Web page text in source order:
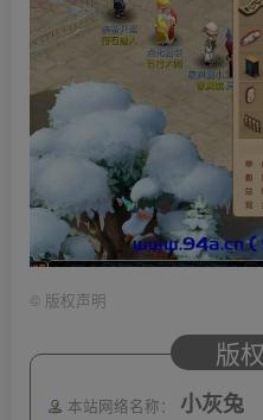
© 版权声明
版
本站网络名称： 小灰兔